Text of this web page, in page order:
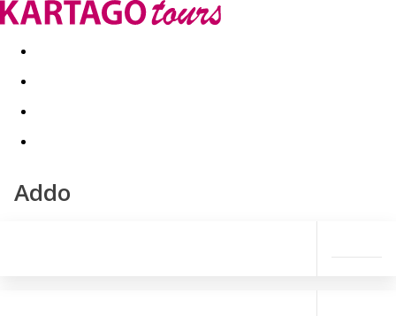
Last minute Dovolenkové kluby
Addo